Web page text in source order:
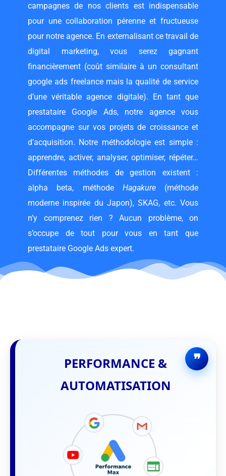
campagnes de nos clients est indispensable
pour une collaboration pérenne et fructueuse
pour notre agence. En externalisant ce travail de
digital marketing, vous serez gagnant
financièrement (coût similaire à un consultant
google ads freelancemais la qualité de service
d’une véritable agence digitale). En tant que
prestataire Google Ads, notre agence vous
accompagne sur vos projets de croissance et
d’acquisition. Notre méthodologie est simple :
apprendre, activer, analyser, optimiser, répéter…
Différentes méthodes de gestion existent :
alpha beta, méthode Hagakure(méthode
moderne inspirée du Japon), SKAG, etc. Vous
n’y comprenez rien ? Aucun problème, on
s’occupe de tout pour vous en tant que
prestataire Google Ads expert.
PERFORMANCE &
AUTOMATISATION